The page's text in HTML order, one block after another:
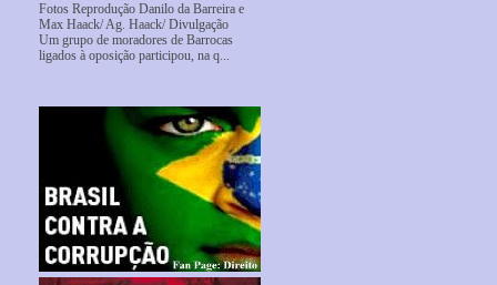
Fotos Reprodução Danilo da Barreira e
Max Haack/ Ag. Haack/ Divulgação
Um grupo de moradores de Barrocas
ligados à oposição participou, na q...